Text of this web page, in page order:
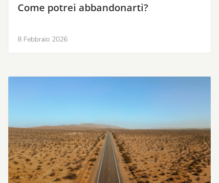
Come potrei abbandonarti?
8 Febbraio 2026